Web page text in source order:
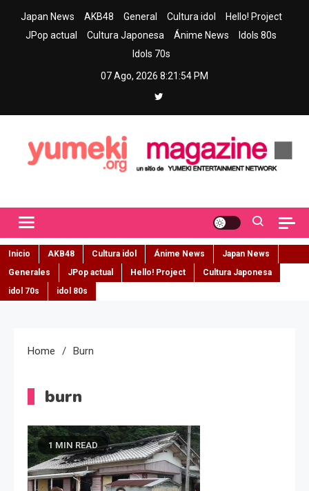
Japan News AKB48 General Cultura idol
Hello! Project
JPop actual
Cultura Japonesa Ánime News
Idols 80s
Idols 70s
07 Ago, 2026 8:21:55 PM
Inicio AKB48 Cultura idol Ánime News
Japan News
Generales
JPop actual Hello! Project
Cultura Japonesa
idol 70s
idol 80s
Home Burn
burn
1 MIN READ